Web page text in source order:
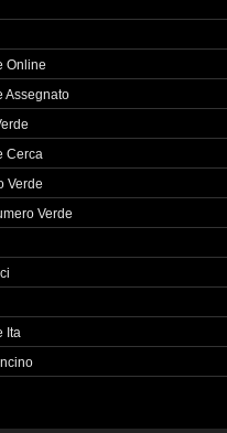
Online
Assegnato
Cerca
Verde
Verde
Ita